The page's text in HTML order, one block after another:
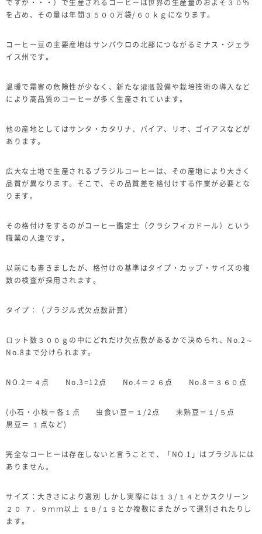
ですが・・・）で生産されるコーヒーは世界の生産量のおよそ３０％
を占め、その量は年間３５００万袋/６０ｋｇになります。
コーヒー豆の主要産地はサンパウロの北部につながるミナス・ジェラ
イス州です。
温暖で霜害の危険性が少なく、新たな灌漑設備や栽培技術の導入など
により高品質のコーヒーが多く生産されています。
他の産地としてはサンタ・カタリナ、バイア、リオ、ゴイアスなどが
あります。
広大な土地で生産されるブラジルコーヒーは、その産地により大きく
品質が異なります。そこで、その品質差を格付けする作業が必要とな
ります。
その格付けをするのがコーヒー鑑定士（クラシフィカドール）という
職業の人達です。
以前にも書きましたが、格付けの基準はタイプ・カップ・サイズの複
数の検査が採用されます。
タイプ：（ブラジル式欠点数計算）
ロット数３００ｇの中にどれだけ欠点数があるかで決められ、No.2～
No.8まで分けられます。
NO.2＝４点 No.3=12点 No.4＝２６点 No.8＝３６０点
(小石・小枝＝各１点 虫食い豆＝１/2点 未熟豆＝１/５点
黒豆＝ １点など)
完全なコーヒーは存在しないと言うことで、「NO.1」はブラジルには
ありません。
サイズ：大きさにより選別 しかし実際には１３/１４とかスクリーン
２０ ７．９ｍｍ以上 １８/１９とか複数にまたがって選別されたりし
ます。